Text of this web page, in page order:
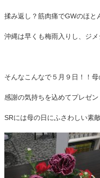
揉み返し？筋肉痛でGWのほと
沖縄は早くも梅雨入りし、ジ
そんなこんなで５月９日！
感謝の気持ちを込めてプレゼ
SRには母の日にふさわしい素